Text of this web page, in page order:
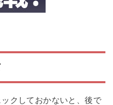
クしておかないと、後で